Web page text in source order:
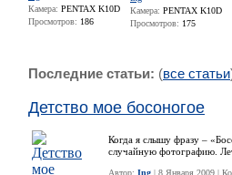
Камера: PENTAX K10D
Просмотров: 186
Камера: PENTAX K10D
Просмотров: 175
Последние статьи: (все статьи
Детство мое босоногое
Когда я слышу фразу –
случайную фотографию.
Автор: Ing | 8 Января 2009 |